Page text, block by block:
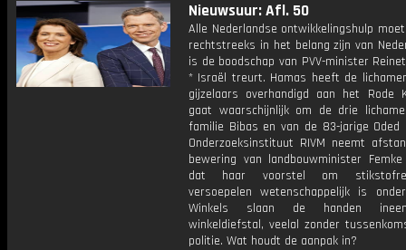
Nieuwsuur: Afl. 50
Alle Nederlandse ontwikkelingshulp
rechtstreeks in het belang zijn van
is de boodschap van PVV-minister
* Israël treurt. Hamas heeft de
gijzelaars overhandigd aan het Rode
gaat waarschijnlijk om de drie
familie Bibas en van de 83-jarige Oded
Onderzoeksinstituut RIVM neemt
bewering van landbouwminister
dat haar voorstel om
versoepelen wetenschappelijk is
Winkels slaan de handen
winkeldiefstal, veelal zonder
politie. Wat houdt de aanpak in?